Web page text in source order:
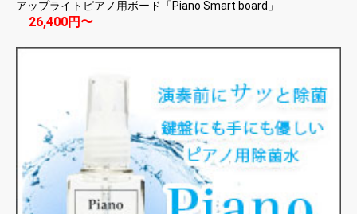
アップライトピアノ用ボード「Piano Smart board」
26,400円〜